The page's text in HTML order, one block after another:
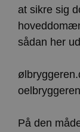
at sikre sig
sådan her
På den